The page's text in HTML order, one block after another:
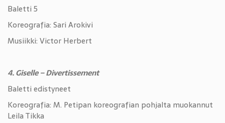
Baletti 5
Koreografia: Sari Arokivi
Musiikki: Victor Herbert
4. Giselle – Divertissement
Baletti edistyneet
Koreografia: M. Petipan koreografian pohjalta muokannut
Leila Tikka